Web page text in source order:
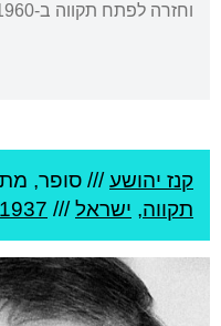
וחזרה לפתח תקווה ב-1960.
קנז יהושע/// סופר,
תקווה, ישראל///
1937